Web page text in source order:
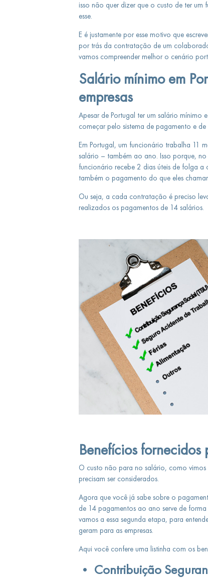
isso não quer dizer que o custo de ter um
esse.
E é justamente por esse motivo que
por trás da contratação de um
vamos compreender melhor o cenário
Salário mínimo em
empresas
Apesar de Portugal ter um salário mínimo
começar pelo sistema de pagamento e de
Em Portugal, um funcionário trabalha 11
salário – também ao ano. Isso porque,
funcionário recebe 2 dias úteis de folga
também o pagamento do que eles
Ou seja, a cada contratação é preciso
realizados os pagamentos de 14 salários.
Benefícios fornecidos
O custo não para no salário, como vimos
precisam ser considerados.
Agora que você já sabe sobre o
de 14 pagamentos ao ano serve de
vamos a essa segunda etapa, para
geram para as empresas.
Aqui você confere uma listinha com os
• Contribuição